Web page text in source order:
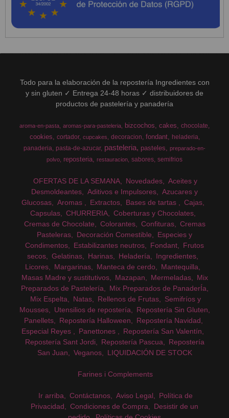
Todo para la elaboración de la repostería Ingredientes con
y sin gluten ✓ Entrega 24-48 horas ✓ distribuidores de
productos de pastelería y panadería
aroma-en-pasta aromas-para-pasteleria bizcochos cakes chocolate
cookies cortador cupcakes decoracion fondant
heladeria
panaderia pasta-de-azucar pasteleria pasteles
preparado-en-
polvo
reposteria restauracion sabores semifrios
OFERTAS DE LA SEMANA Novedades
Aceites y
Desmoldeantes
Aditivos e Impulsores
Azucares y
Glucosas
Aromas Extractos Bases de tartas
Cajas
Capsulas
CHURRERIA
Coberturas y Chocolates
Cremas de Chocolate
Colorantes Confituras
Cremas
Pasteleras
Decoración Comestible
Especies y
Condimentos
Estabilizantes neutros Fondant
Frutos
secos
Gelatinas Harinas Heladería
Ingredientes
Licores
Margarinas Manteca de cerdo
Mantequilla
Masas Madre y sustitutivos
Mazapan Mermeladas
Mix
Preparados de Pastelería
Mix Preparados de PanaderÍa
Mix Espelta
Natas Rellenos de Frutas
Semifríos y
Mousses
Utensilios de repostería
Repostería Sin Gluten
Panellets
Repostería Halloween
Repostería Navidad
Especial Reyes
Panettones
Repostería San Valentín
Repostería Sant Jordi
Repostería Pascua
Repostería
San Juan
Veganos LIQUIDACIÓN DE STOCK
Farines i Complements
Ir arriba Contáctanos Aviso Legal
Política de
Privacidad
Condiciones de Compra
Desistir de un